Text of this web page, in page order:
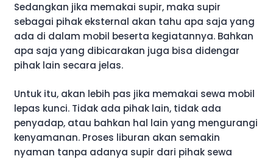
Sedangkan jika memakai supir, maka supir
sebagai pihak eksternal akan tahu apa saja yang
ada di dalam mobil beserta kegiatannya. Bahkan
apa saja yang dibicarakan juga bisa didengar
pihak lain secara jelas.
Untuk itu, akan lebih pas jika memakai sewa mobil
lepas kunci. Tidak ada pihak lain, tidak ada
penyadap, atau bahkan hal lain yang mengurangi
kenyamanan. Proses liburan akan semakin
nyaman tanpa adanya supir dari pihak sewa